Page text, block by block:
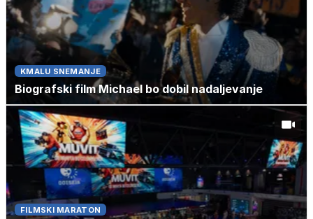
KMALU SNEMANJE
Biografski film Michael bo dobil nadaljevanje
FILMSKI MARATON